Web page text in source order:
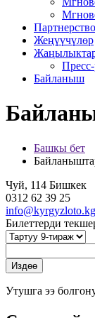
Партнерство
Жеңүүчүлөр
Байланыш
Башкы бет
Чуй, 114 Бишкек
0312 62 39 25
info@kyrgyzloto.kg
Билеттерди
Утушга ээ